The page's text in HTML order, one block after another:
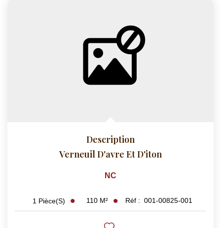
Description
Verneuil D'avre Et D'iton
NC
1 Pièce(s) 110 M² Réf : 001-00825-001